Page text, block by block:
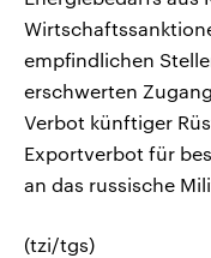
empfindlichen
erschwerten
Verbot künftiger
Exportverbot für
an das russische
(tzi/tgs)